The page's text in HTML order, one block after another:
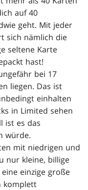
auf 40
geht. Mit jeder
sich nämlich die
seltene Karte
hast!
bei 17
liegen. Das ist
einhalten
in Limited sehen
ist es das
würde.
mit niedrigen und
nur kleine, billige
einzige große
komplett